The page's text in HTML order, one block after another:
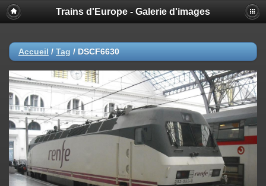
Trains d'Europe - Galerie d'images
Accueil / Tag / DSCF6630